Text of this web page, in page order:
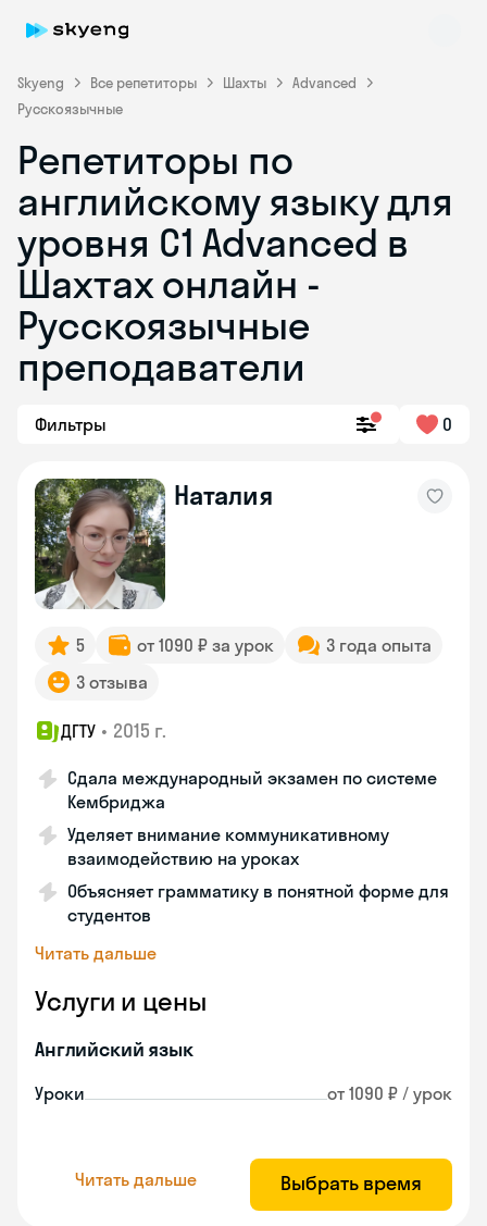
Skyeng Все репетиторы Шахты
Advanced
Русскоязычные
Репетиторы по
английскому языку для
уровня C1 Advanced в
Шахтах онлайн -
Русскоязычные
преподаватели
Фильтры 0
Наталия
5 от 1090 ₽ за урок
3 года опыта
3 отзыва
ДГТУ • 2015 г.
Сдала международный экзамен по системе
Кембриджа
Уделяет внимание коммуникативному
взаимодействию на уроках
Объясняет грамматику в понятной форме для
студентов
Читать дальше
Услуги и цены
Английский язык
Уроки от 1090 ₽ / урок
Читать дальше Выбрать время
Skyeng Chat